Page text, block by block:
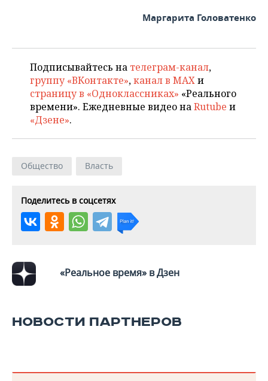
Маргарита Головатенко
Подписывайтесь на телеграм-канал,
группу «ВКонтакте»,канал в MAXи
страницу в «Одноклассниках» «Реального
времени». Ежедневные видео наRutube и
«Дзене».
Общество Власть
Поделитесь в соцсетях
«Реальное время» в Дзен
НОВОСТИ ПАРТНЕРОВ